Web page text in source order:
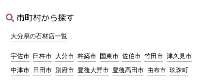
5)
各種サービスの企画・開発や満足度向上等を目的としたアンケ
ート調査等の実施のため
6) 商品・サービス等の各種連絡・ダイレクトメール・メールマガ
ジン・お知らせ等の配信・送付のため
7) お問い合わせ、ご相談に対応するため
8) 広告の表示のため
9) その他、上記利用目的に付随する目的のため
市町村から探す
大分県の石材店一覧
宇佐市 臼杵市 大分市 杵築市 国東市 佐伯市 竹田市 津久見市
中津市 日田市 別府市 豊後大野市 豊後高田市 由布市 玖珠町